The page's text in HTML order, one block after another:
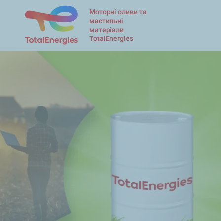
Моторні оливи та
мастильні
матеріали
TotalEnergies